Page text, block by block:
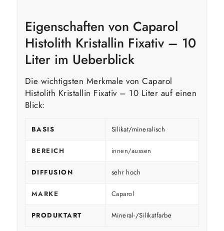
Eigenschaften von Caparol
Histolith Kristallin Fixativ – 10
Liter im Ueberblick
Die wichtigsten Merkmale von Caparol
Histolith Kristallin Fixativ – 10 Liter auf einen
Blick:
BASIS Silikat/mineralisch
BEREICH innen/aussen
DIFFUSION sehr hoch
MARKE Caparol
PRODUKTART Mineral-/Silikatfarbe